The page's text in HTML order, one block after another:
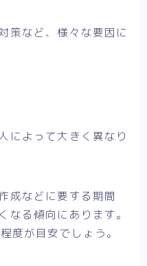
策など、様々な要因に
によって大きく異なり
成などに要する期間
なる傾向にあります。
度が目安でしょう。